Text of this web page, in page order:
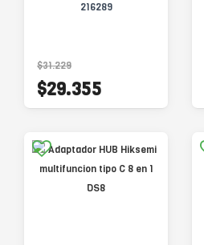
216289
$31.229
$29.355